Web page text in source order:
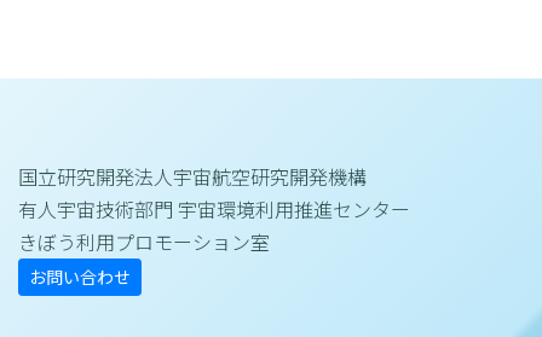
国立研究開発法人宇宙航空研究開発機構
有人宇宙技術部門 宇宙環境利用推進センター
きぼう利用プロモーション室
お問い合わせ